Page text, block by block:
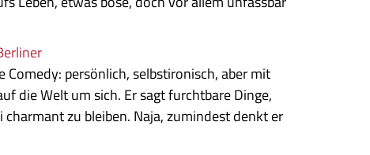
persönlich, selbstironisch, aber mit
die Welt um sich. Er sagt furchtbare Dinge,
charmant zu bleiben. Naja, zumindest denkt er